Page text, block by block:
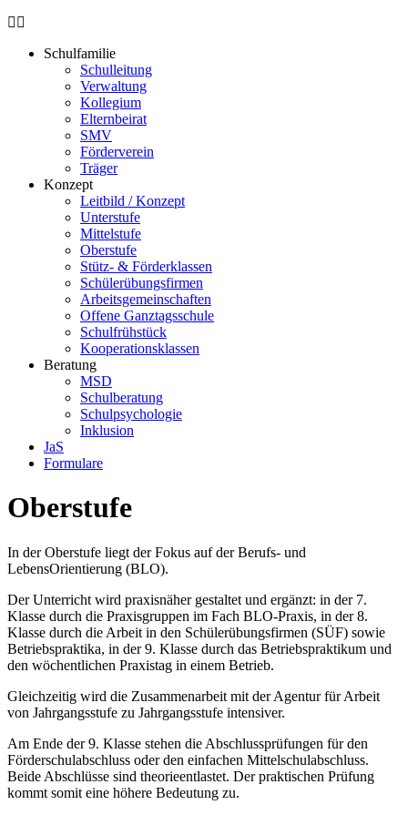
Schulfamilie
Schulleitung
Verwaltung
Kollegium
Elternbeirat
SMV
Förderverein
Träger
Konzept
Leitbild / Konzept
Unterstufe
Mittelstufe
Oberstufe
Stütz- & Förderklassen
Schülerübungsfirmen
Arbeitsgemeinschaften
Offene Ganztagsschule
Schulfrühstück
Kooperationsklassen
Beratung
MSD
Schulberatung
Schulpsychologie
Inklusion
JaS
Formulare
Oberstufe
In der Oberstufe liegt der Fokus auf der Berufs- und
LebensOrientierung (BLO).
Der Unterricht wird praxisnäher gestaltet und ergänzt: in der 7.
Klasse durch die Praxisgruppen im Fach BLO-Praxis, in der 8.
Klasse durch die Arbeit in den Schülerübungsfirmen (SÜF) sowie
Betriebspraktika, in der 9. Klasse durch das Betriebspraktikum und
den wöchentlichen Praxistag in einem Betrieb.
Gleichzeitig wird die Zusammenarbeit mit der Agentur für Arbeit
von Jahrgangsstufe zu Jahrgangsstufe intensiver.
Am Ende der 9. Klasse stehen die Abschlussprüfungen für den
Förderschulabschluss oder den einfachen Mittelschulabschluss.
Beide Abschlüsse sind theorieentlastet. Der praktischen Prüfung
kommt somit eine höhere Bedeutung zu.